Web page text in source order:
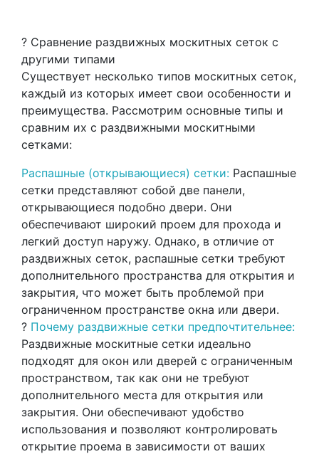
? Сравнение раздвижных москитных сеток с
другими типами
Существует несколько типов москитных сеток,
каждый из которых имеет свои особенности и
преимущества. Рассмотрим основные типы и
сравним их с раздвижными москитными
сетками:
Распашные (открывающиеся) сетки: Распашные
сетки представляют собой две панели,
открывающиеся подобно двери. Они
обеспечивают широкий проем для прохода и
легкий доступ наружу. Однако, в отличие от
раздвижных сеток, распашные сетки требуют
дополнительного пространства для открытия и
закрытия, что может быть проблемой при
ограниченном пространстве окна или двери.
? Почему раздвижные сетки предпочтительнее:
Раздвижные москитные сетки идеально
подходят для окон или дверей с ограниченным
пространством, так как они не требуют
дополнительного места для открытия или
закрытия. Они обеспечивают удобство
использования и позволяют контролировать
открытие проема в зависимости от ваших